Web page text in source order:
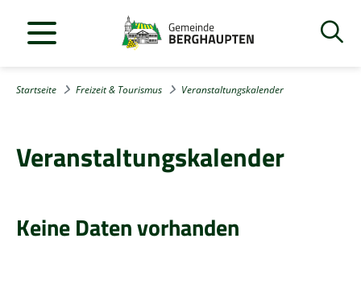
Startseite Freizeit & Tourismus Veranstaltungskalender
Veranstaltungskalender
Keine Daten vorhanden